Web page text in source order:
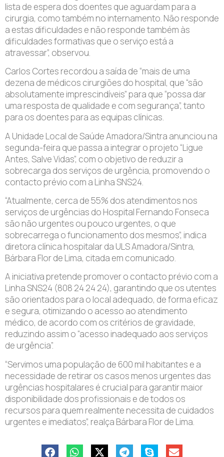
lista de espera dos doentes que aguardam para a
cirurgia, como também no internamento. Não responde
a estas dificuldades e não responde também às
dificuldades formativas que o serviço está a
atravessar”, observou.
Carlos Cortes recordou a saída de “mais de uma
dezena de médicos cirurgiões do hospital, que “são
absolutamente imprescindíveis” para que “possa dar
uma resposta de qualidade e com segurança”, tanto
para os doentes para as equipas clínicas.
A Unidade Local de Saúde Amadora/Sintra anunciou na
segunda-feira que passa a integrar o projeto “Ligue
Antes, Salve Vidas”, com o objetivo de reduzir a
sobrecarga dos serviços de urgência, promovendo o
contacto prévio com a Linha SNS24.
“Atualmente, cerca de 55% dos atendimentos nos
serviços de urgências do Hospital Fernando Fonseca
são não urgentes ou pouco urgentes, o que
sobrecarrega o funcionamento dos mesmos”, indica
diretora clínica hospitalar da ULS Amadora/Sintra,
Bárbara Flor de Lima, citada em comunicado.
A iniciativa pretende promover o contacto prévio com a
Linha SNS24 (808 24 24 24), garantindo que os utentes
são orientados para o local adequado, de forma eficaz
e segura, otimizando o acesso ao atendimento
médico, de acordo com os critérios de gravidade,
reduzindo assim o “acesso inadequado aos serviços
de urgência”.
“Servimos uma população de 600 mil habitantes e a
necessidade de retirar os casos menos urgentes das
urgências hospitalares é crucial para garantir maior
disponibilidade dos profissionais e de todos os
recursos para quem realmente necessita de cuidados
urgentes e imediatos”, realça Bárbara Flor de Lima.